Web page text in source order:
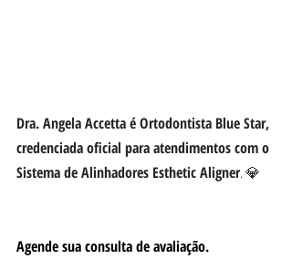
Dra. Angela Accetta é Ortodontista Blue Star,
credenciada oficial para atendimentos com o
Sistema de Alinhadores Esthetic Aligner. 💎
Agende sua consulta de avaliação.